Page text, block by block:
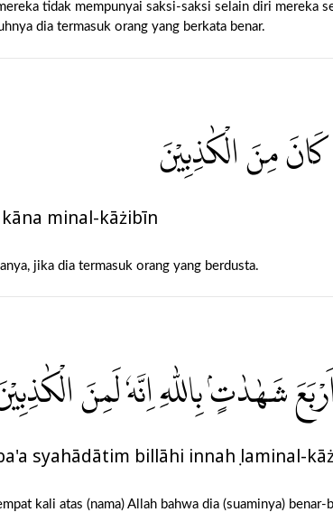
tidak mempunyai saksi-saksi selain diri mereka
dia termasuk orang yang berkata benar.
مِنَ الْكٰذِبِيْنَ
minal-kāżibīn
jika dia termasuk orang yang berdusta.
شَهٰدٰتٍۢ بِاللّٰهِ اِنَّهٗ لَمِنَ
syahādātim billāhi innahụ laminal-
kali atas (nama) Allah bahwa dia (suaminya)